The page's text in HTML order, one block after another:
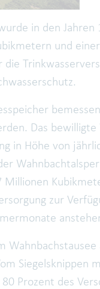
in den
und
die
Das
in Höhe von
zur
Siegelsknippen
80 Prozent des